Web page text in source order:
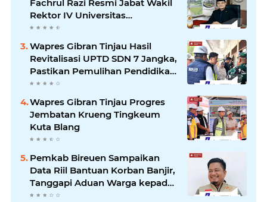
Fachrul Razi Resmi Jabat Wakil
Rektor IV Universitas
Kartamulia Purwakarta
Wapres Gibran Tinjau Hasil
Revitalisasi UPTD SDN 7 Jangka,
Pastikan Pemulihan Pendidikan
Pascabencana Berjalan Optimal
Wapres Gibran Tinjau Progres
Jembatan Krueng Tingkeum
Kuta Blang
Pemkab Bireuen Sampaikan
Data Riil Bantuan Korban Banjir,
Tanggapi Aduan Warga kepada
Wapres